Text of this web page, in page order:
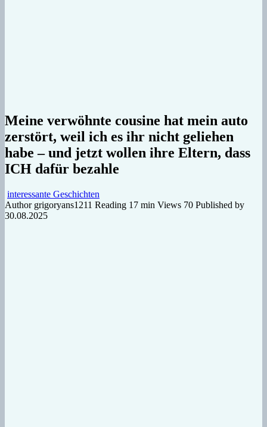
Meine verwöhnte cousine hat mein auto
zerstört, weil ich es ihr nicht geliehen
habe – und jetzt wollen ihre Eltern, dass
ICH dafür bezahle
interessante Geschichten
Author grigoryans1211 Reading 17 min Views 70 Published by
30.08.2025